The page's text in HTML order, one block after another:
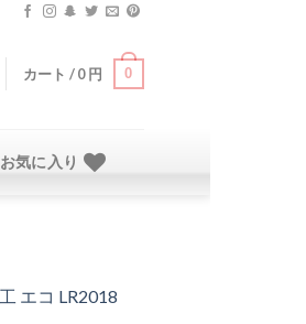
カート /0円 0
お気に入り
エコ LR2018